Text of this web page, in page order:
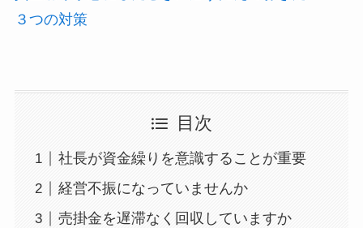
３つの対策
目次
社長が資金繰りを意識することが重要
経営不振になっていませんか
売掛金を遅滞なく回収していますか